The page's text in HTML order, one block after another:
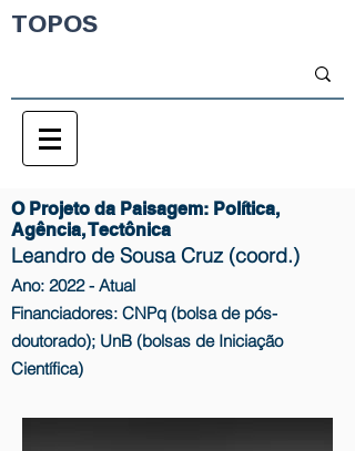
TOPOS
O Projeto da Paisagem: Política,
Agência, Tectônica
Leandro de Sousa Cruz (coord.)
Ano: 2022 - Atual
Financiadores: CNPq (bolsa de pós-
doutorado); UnB (bolsas de Iniciação
Científica)